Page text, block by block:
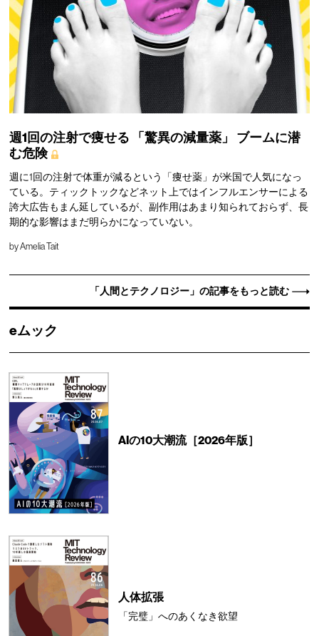
週1回の注射で痩せる 「驚異の減量薬」
ブームに潜
む危険
週に1回の注射で体重が減るという「痩せ薬」が米国で人気になっ
ている。ティックトックなどネット上ではインフルエンサーによる
誇大広告もまん延しているが、副作用はあまり知られておらず、長
期的な影響はまだ明らかになっていない。
byAmelia Tait
「人間とテクノロジー」の記事をもっと読む
eムック
AIの10大潮流［2026年版］
人体拡張
「完璧」へのあくなき欲望